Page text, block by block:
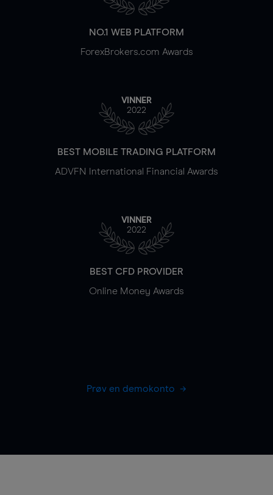
NO.1 WEB PLATFORM
ForexBrokers.com Awards
VINNER
2022
BEST MOBILE TRADING PLATFORM
ADVFN International Financial Awards
VINNER
2022
BEST CFD PROVIDER
Online Money Awards
Prøv en demokonto